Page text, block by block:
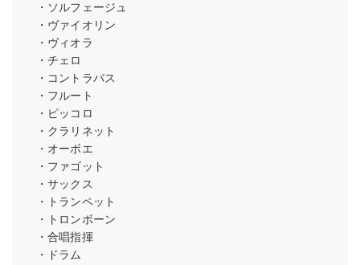
・ソルフェージュ
・ヴァイオリン
・ヴィオラ
・チェロ
・コントラバス
・フルート
・ピッコロ
・クラリネット
・オーボエ
・ファゴット
・サックス
・トランペット
・トロンボーン
・合唱指揮
・ドラム